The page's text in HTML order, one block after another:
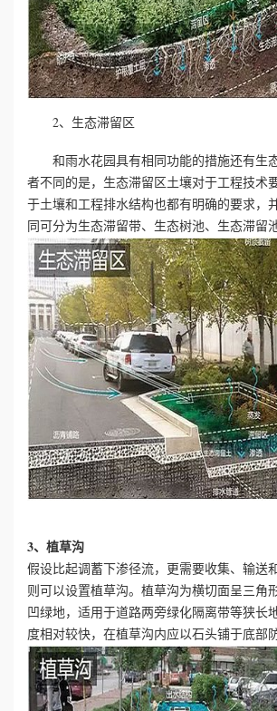
2、生态滞留区
和雨水花园具有相同功能的措施还有生
者不同的是，生态滞留区土壤对于工程技术
于土壤和工程排水结构也都有明确的要求，
同可分为生态滞留带、生态树池、生态滞留池
3、植草沟
假设比起调蓄下渗径流，更需要收集、输送
则可以设置植草沟。植草沟为横切面呈三角
凹绿地，适用于道路两旁绿化隔离带等狭长
度相对较快，在植草沟内应以石头铺于底部